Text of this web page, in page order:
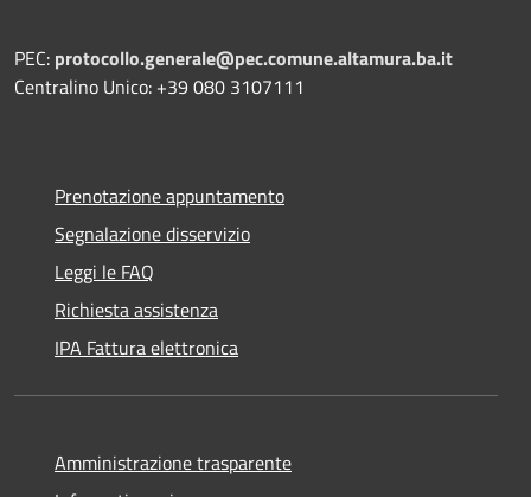
PEC: protocollo.generale@pec.comune.altamura.ba.it
Centralino Unico: +39 080 3107111
Prenotazione appuntamento
Segnalazione disservizio
Leggi le FAQ
Richiesta assistenza
IPA Fattura elettronica
Amministrazione trasparente